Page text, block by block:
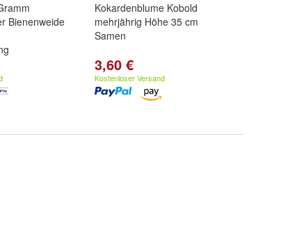
Bienenweide
Kokardenblume Kobold
mehrjährig Höhe 35 cm
Samen
3,60 €
Kostenloser Versand